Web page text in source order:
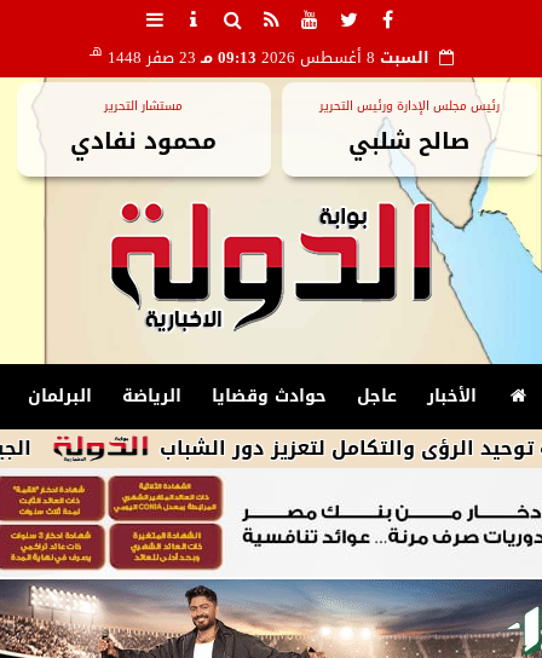
السبت 09:13 مـ 23 صفر 1448 هـ
رئيس مجلس الإدارة ورئيس التحرير
صالح شلبي
مستشار التحرير
محمود نفادي
الأخبار عاجل حوادث وقضايا الرياضة البرلمان
الجيش والتكامل لتعزيز دور الشباب